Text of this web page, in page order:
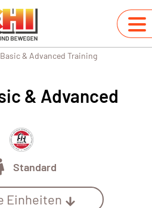
& Advanced Training
& Advanced
Standard
Einheiten